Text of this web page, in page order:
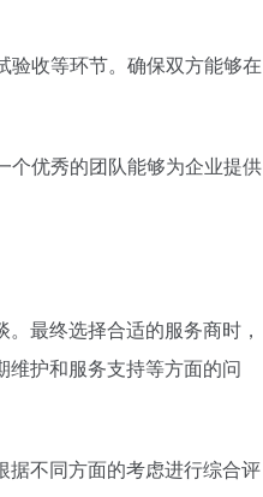
验收等环节。确保双方能够在
个优秀的团队能够为企业提供
最终选择合适的服务商时，
维护和服务支持等方面的问
据不同方面的考虑进行综合评